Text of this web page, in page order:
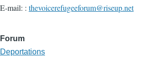
E-mail: : thevoicerefugeeforum@riseup.net
Forum
Deportations